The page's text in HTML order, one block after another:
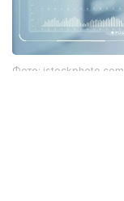
Фото: istockphoto.com